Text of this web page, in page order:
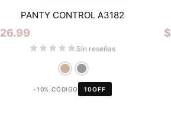
PANTY CONTROL A3182
26.99
Sin reseñas
-10% CÓDIGO 10OFF
$